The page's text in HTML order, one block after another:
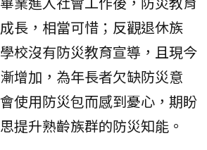
長，相當可惜；反觀退休族
校沒有防災教育宣導，且現今
增加，為年長者欠缺防災意
使用防災包而感到憂心，期盼
提升熟齡族群的防災知能。